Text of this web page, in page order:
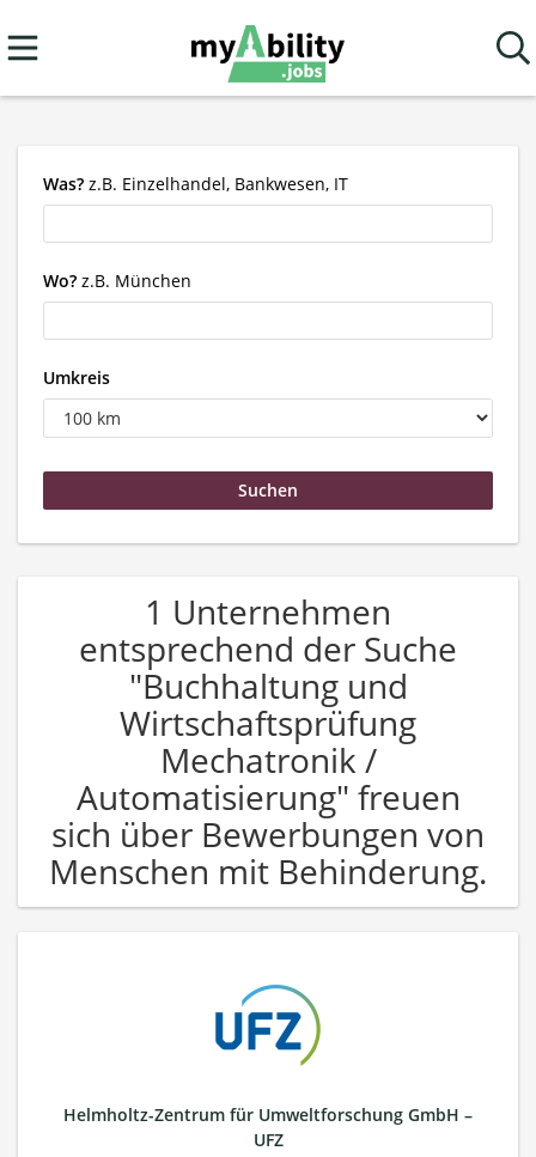
Was? z.B. Einzelhandel, Bankwesen, IT
Wo? z.B. München
Umkreis
1 Unternehmen
entsprechend der Suche
"Buchhaltung und
Wirtschaftsprüfung
Mechatronik /
Automatisierung" freuen
sich über Bewerbungen von
Menschen mit Behinderung.
Helmholtz-Zentrum für Umweltforschung GmbH –
UFZ